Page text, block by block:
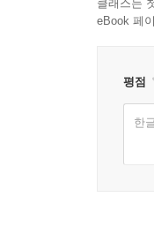
클래스는
eBook 페
평점
한